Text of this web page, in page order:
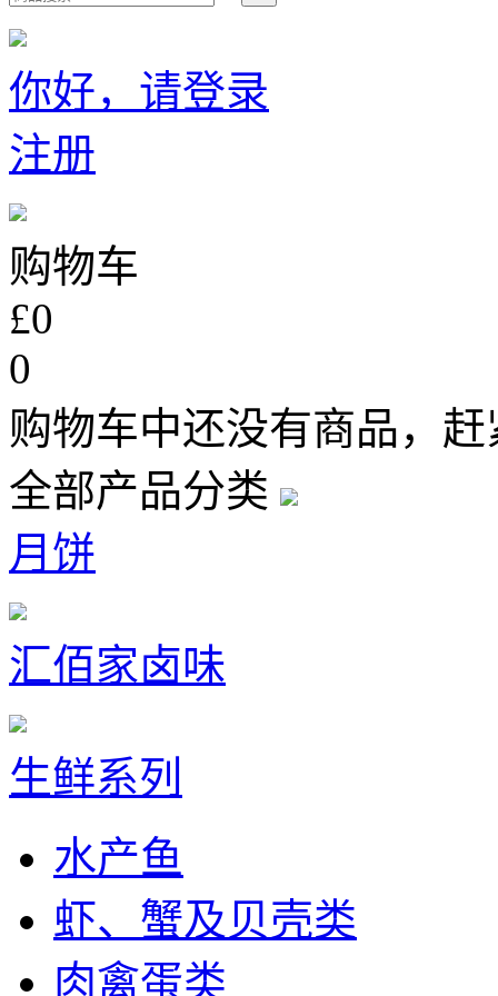
你好，请登录
注册
购物车
£0
0
购物车中还没有商品，
全部产品分类
月饼
汇佰家卤味
生鲜系列
水产鱼
虾、蟹及贝壳类
肉禽蛋类